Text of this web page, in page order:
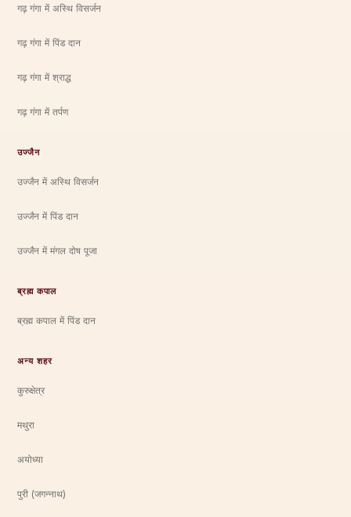
गढ़ गंगा में अस्थि विसर्जन
गढ़ गंगा में पिंड दान
गढ़ गंगा में श्राद्ध
गढ़ गंगा में तर्पण
उज्जैन
उज्जैन में अस्थि विसर्जन
उज्जैन में पिंड दान
उज्जैन में मंगल दोष पूजा
ब्रह्म कपाल
ब्रह्म कपाल में पिंड दान
अन्य शहर
कुरुक्षेत्र
मथुरा
अयोध्या
पुरी (जगन्नाथ)